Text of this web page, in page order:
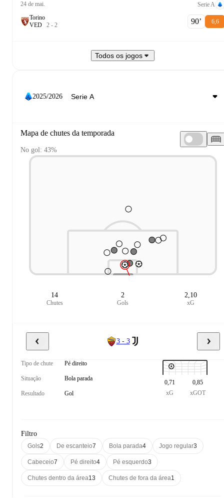
24 de mai.
Serie A
Torino
VED 2 - 2 90‎’‎ 6,6
Todos os jogos
2025/2026
Mapa de chutes da temporada
No gol: 43%
14
Chutes
2
Gols
2,10
xG
3 - 3
Tipo de chute Pé direito
Situação Bola parada
Resultado Gol
0,71
xG
0,85
xGOT
Filtro
Gols2 De escanteio7 Bola parada4 Jogo regular3
Cabeceio7 Pé direito4 Pé esquerdo3
Chutes dentro da área13 Chutes de fora da área1